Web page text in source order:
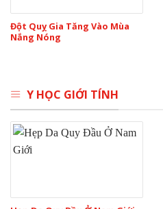
Đột Quỵ Gia Tăng Vào Mùa
Nắng Nóng
Y HỌC GIỚI TÍNH